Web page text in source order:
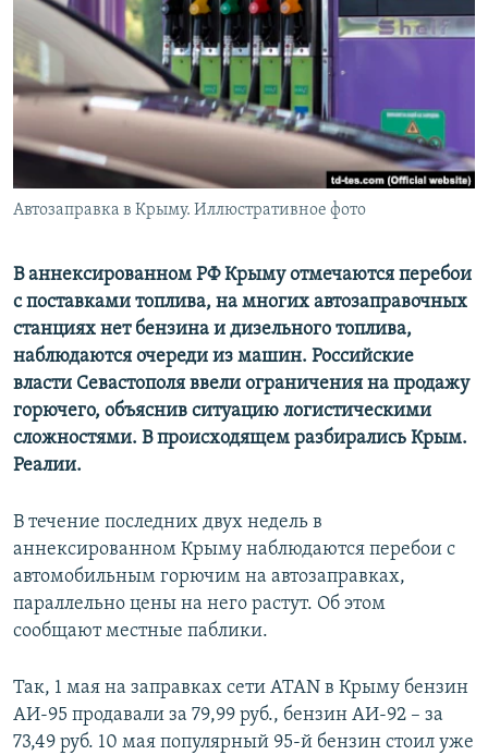
ПОБЕДИТЕЛЕЙ НЕ СУДЯТ?
КРЫМ.НЕПОКОРЕННЫЙ
ELIFBE
УКРАИНСКАЯ ПРОБЛЕМА КРЫМА
ПРИСОЕДИНЯЙТЕСЬ!
Все сайты RFE/RL
Автозаправка в Крыму. Иллюстративное фото
В аннексированном РФ Крыму отмечаются перебои
с поставками топлива, на многих автозаправочных
станциях нет бензина и дизельного топлива,
наблюдаются очереди из машин. Российские
власти Севастополя ввели ограничения на продажу
горючего, объяснив ситуацию логистическими
сложностями. В происходящем разбирались Крым.
Реалии.
В течение последних двух недель в
аннексированном Крыму наблюдаются перебои с
автомобильным горючим на автозаправках,
параллельно цены на него растут. Об этом
сообщают местные паблики.
Так, 1 мая на заправках сети ATAN в Крыму бензин
АИ-95 продавали за 79,99 руб., бензин АИ-92 – за
73,49 руб. 10 мая популярный 95-й бензин стоил уже